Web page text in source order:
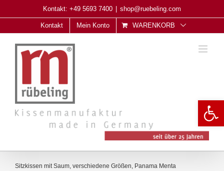
to
Kontakt: +49 5693 7400 shop@ruebeling.com
Kontakt Mein Konto WARENKORB
Sitzkissen mit Saum, verschiedene Größen, Panama Menta